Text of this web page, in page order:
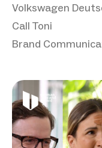
Volkswagen
Call Toni
Brand